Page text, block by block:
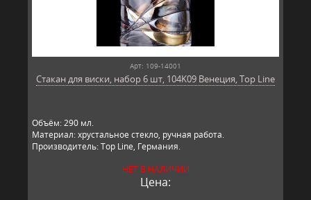
Арт: 109-14001
Стакан для виски, набор 6 шт, 104K09 Венеция, Top Line
Объём: 290 мл.
Материал: хрустальное стекло, ручная работа.
Производитель: Top Line, Германия.
НЕТ В НАЛИЧИИ
Цена: